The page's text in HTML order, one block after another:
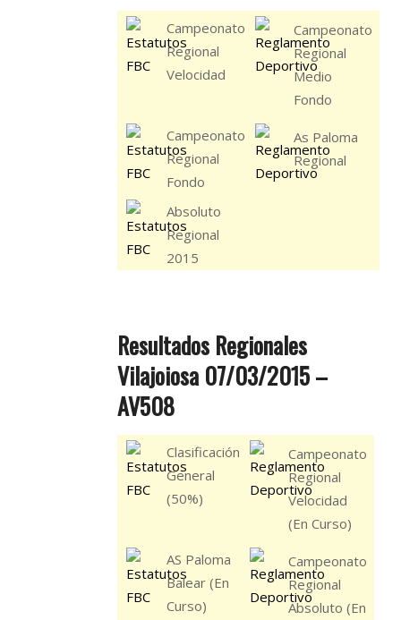
Campeonato
Regional
Velocidad
Campeonato
Regional
Medio
Fondo
Campeonato
Regional
Fondo
As Paloma
Regional
Absoluto
Regional
2015
Resultados Regionales
Vilajoiosa 07/03/2015 –
AV508
Clasificación
General
(50%)
Campeonato
Regional
Velocidad
(En Curso)
AS Paloma
Balear (En
Curso)
Campeonato
Regional
Absoluto (En